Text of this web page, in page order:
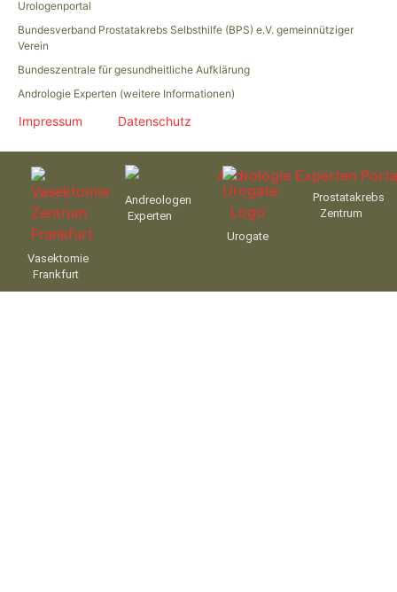
Urologenportal
Bundesverband Prostatakrebs Selbsthilfe (BPS) e.V. gemeinnütziger
Verein
Bundeszentrale für gesundheitliche Aufklärung
Andrologie Experten (weitere Informationen)
Impressum Datenschutz
Vasektomie
Frankfurt
Andreologen
Experten
Urogate
Prostatakrebs
Zentrum